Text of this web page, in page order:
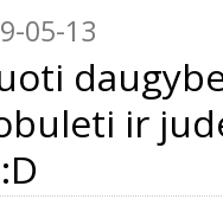
05-13
ir